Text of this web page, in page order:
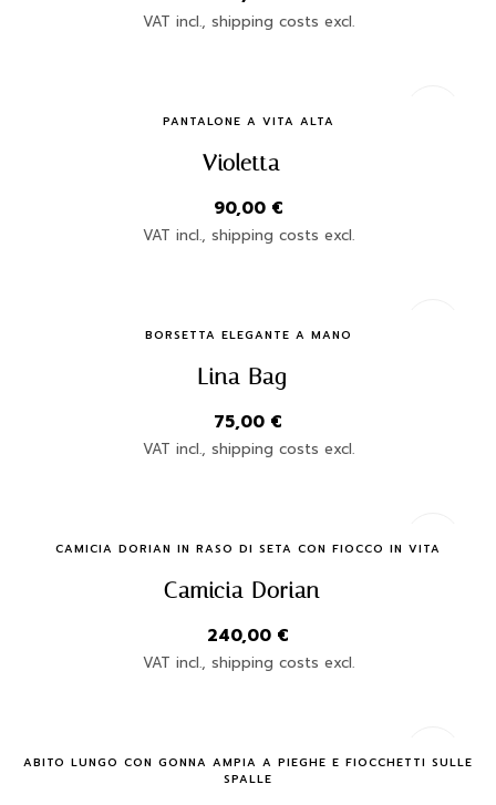
VAT incl., shipping costs excl.
Quick Buy
PANTALONE A VITA ALTA
Violetta
90,00 €
VAT incl., shipping costs excl.
Quick Buy
BORSETTA ELEGANTE A MANO
Lina Bag
75,00 €
VAT incl., shipping costs excl.
Quick Buy
CAMICIA DORIAN IN RASO DI SETA CON FIOCCO IN VITA
Camicia Dorian
240,00 €
VAT incl., shipping costs excl.
Quick Buy
ABITO LUNGO CON GONNA AMPIA A PIEGHE E FIOCCHETTI SULLE
SPALLE